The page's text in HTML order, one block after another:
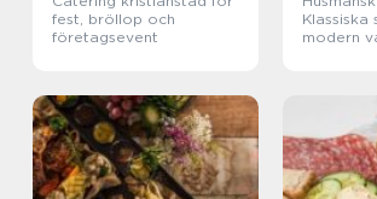
fest, bröllop och
företagsevent
Klassiska
modern